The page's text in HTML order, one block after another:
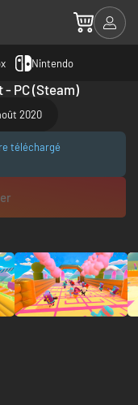
Nintendo
- PC (Steam)
2020
téléchargé